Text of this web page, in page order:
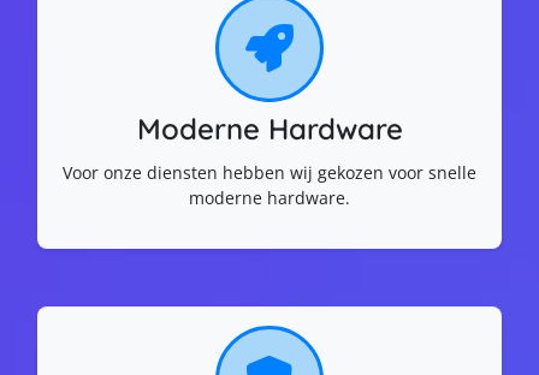
Moderne Hardware
Voor onze diensten hebben wij gekozen voor snelle
moderne hardware.